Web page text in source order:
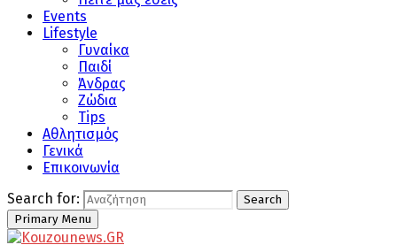
Events
Lifestyle
Γυναίκα
Παιδί
Άνδρας
Ζώδια
Tips
Αθλητισμός
Γενικά
Επικοινωνία
Search for:
Search
Primary Menu